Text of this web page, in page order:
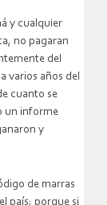
y cualquier
no pagaran
del
varios años del
cuanto se
un informe
y
de marras
país; porque si